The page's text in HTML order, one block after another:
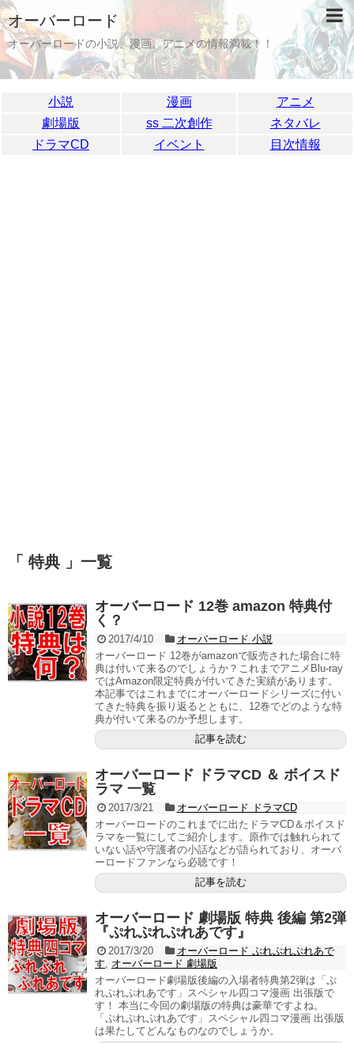
オーバーロード
オーバーロードの小説、漫画、アニメの情報満載！！
小説 漫画
アニメ
劇場版
ss 二次創作
ネタバレ
ドラマCD
イベント 目次情報
「 特典 」一覧
オーバーロード 12巻 amazon 特典付
く？
2017/4/10
オーバーロード 小説
オーバーロード 12巻がamazonで販売された場合に特
典は付いて来るのでしょうか？これまでアニメBlu-ray
ではAmazon限定特典が付いてきた実績があります。
本記事ではこれまでにオーバーロードシリーズに付い
てきた特典を振り返るとともに、12巻でどのような特
典が付いて来るのか予想します。
記事を読む
オーバーロード ドラマCD ＆ ボイスド
ラマ 一覧
2017/3/21
オーバーロード ドラマCD
オーバーロードのこれまでに出たドラマCD＆ボイスド
ラマを一覧にしてご紹介します。原作では触れられて
いない話や守護者の小話などが語られており、オーバ
ーロードファンなら必聴です！
記事を読む
オーバーロード 劇場版 特典 後編 第2弾
『ぷれぷれぷれあです』
2017/3/20
オーバーロード ぷれぷれぷれあで
す
オーバーロード 劇場版
オーバーロード劇場版後編の入場者特典第2弾は「ぷ
れぷれぷれあです」スペシャル四コマ漫画 出張版で
す！ 本当に今回の劇場版の特典は豪華ですよね。
「ぷれぷれぷれあです」スペシャル四コマ漫画 出張版
は果たしてどんなものなのでしょうか。